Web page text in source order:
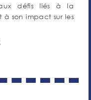
défis liés à la
son impact sur les